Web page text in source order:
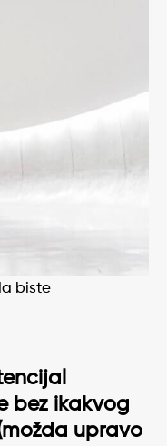
biste
bez ikakvog
upravo